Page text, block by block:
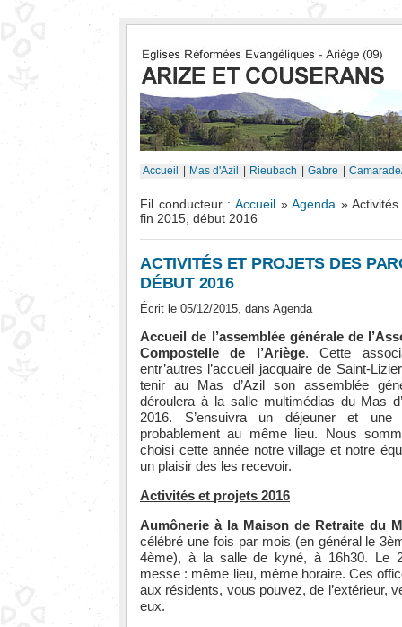
Accueil Mas d'Azil Rieubach Gabre
Fil conducteur : Accueil»Agenda »
fin 2015, début 2016
ACTIVITÉS ET PROJETS DES
DÉBUT 2016
Écrit le 05/12/2015, dans Agenda
Accueil de l’assemblée générale de
Compostelle de l’Ariège. Cette
entr’autres l’accueil jacquaire de Saint-
tenir au Mas d’Azil son assemblée
déroulera à la salle multimédias du Mas
2016. S’ensuivra un déjeuner et une
probablement au même lieu. Nous
choisi cette année notre village et notre
un plaisir des les recevoir.
Activités et projets 2016
Aumônerie à la Maison de Retraite du
célébré une fois par mois (en général le
4ème), à la salle de kyné, à 16h30. Le
messe : même lieu, même horaire. Ces
aux résidents, vous pouvez, de l’extérieur,
eux.